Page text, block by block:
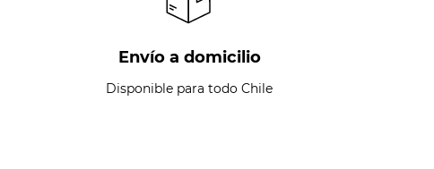
Envío a domicilio
Disponible para todo Chile